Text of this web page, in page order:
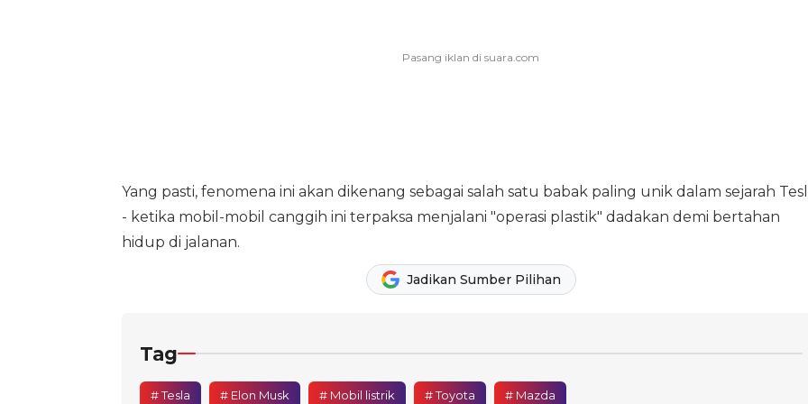
Yang pasti, fenomena ini akan dikenang sebagai salah satu babak paling unik dalam sejarah
- ketika mobil-mobil canggih ini terpaksa menjalani "operasi plastik" dadakan demi bertahan
hidup di jalanan.
Jadikan Sumber Pilihan
Tag
# Tesla # Elon Musk # Mobil listrik # Toyota # Mazda